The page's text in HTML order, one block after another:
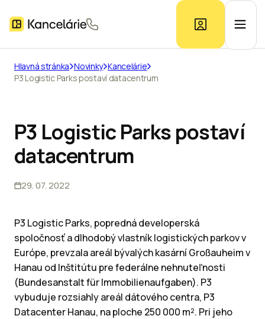
Ponuka kancelárií
Prieskum trhu
Hlavná stránka Novinky Kancelárie
P3 Logistic Parks postaví datacentrum
P3 Logistic Parks postaví
datacentrum
29. 07. 2022
P3 Logistic Parks, popredná developerská
spoločnosť a dlhodobý vlastník logistických parkov v
Európe, prevzala areál bývalých kasární Großauheim v
Hanau od Inštitútu pre federálne nehnuteľnosti
(Bundesanstalt für Immobilienaufgaben). P3
vybuduje rozsiahly areál dátového centra, P3
Datacenter Hanau, na ploche 250 000 m². Pri jeho